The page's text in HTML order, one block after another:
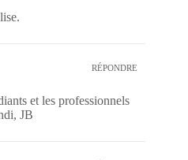
RÉPONDRE
et les professionnels
JB